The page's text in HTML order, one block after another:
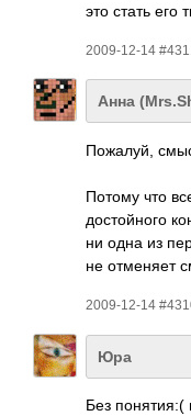
это стать его
2009-12-14
Анна
Пожа­луй,
Потому что
дост­ойного
ни одна из
не отме­няет
2009-12-14
Юра
Без